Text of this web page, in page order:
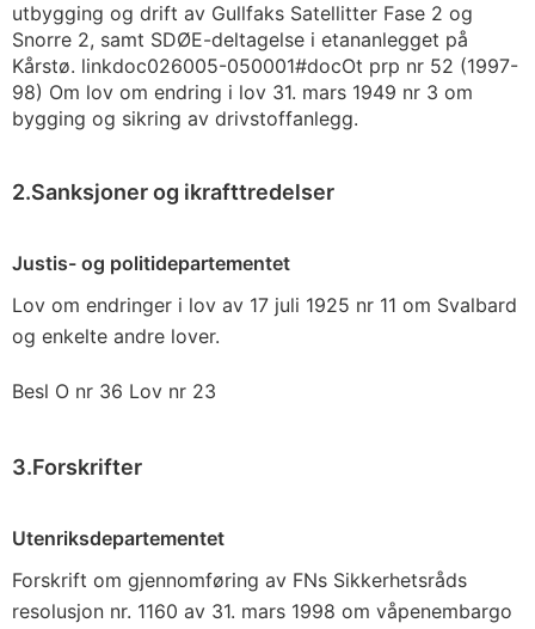
utbygging og drift av Gullfaks Satellitter Fase 2 og
Snorre 2, samt SDØE-deltagelse i etananlegget på
Kårstø. linkdoc026005-050001#docOt prp nr 52 (1997-
98) Om lov om endring i lov 31. mars 1949 nr 3 om
bygging og sikring av drivstoffanlegg.
2.Sanksjoner og ikrafttredelser
Justis- og politidepartementet
Lov om endringer i lov av 17 juli 1925 nr 11 om Svalbard
og enkelte andre lover.
Besl O nr 36 Lov nr 23
3.Forskrifter
Utenriksdepartementet
Forskrift om gjennomføring av FNs Sikkerhetsråds
resolusjon nr. 1160 av 31. mars 1998 om våpenembargo